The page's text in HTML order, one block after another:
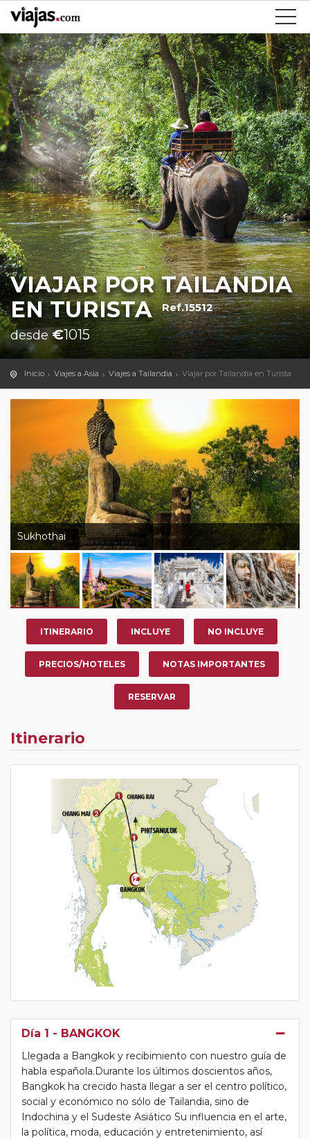
VIAJAR POR TAILANDIA
EN TURISTA Ref.15512
desde €1015
Inicio Viajes a Asia Viajes a Tailandia Viajar por Tailandia en Turista
Sukhothai
ITINERARIO INCLUYE NO INCLUYE
PRECIOS/HOTELES NOTAS IMPORTANTES
RESERVAR
Itinerario
Día 1 - BANGKOK
Llegada a Bangkok y recibimiento con nuestro guía de
habla española.Durante los últimos doscientos años,
Bangkok ha crecido hasta llegar a ser el centro político,
social y económico no sólo de Tailandia, sino de
Indochina y el Sudeste Asiático Su influencia en el arte,
la política, moda, educación y entretenimiento, así